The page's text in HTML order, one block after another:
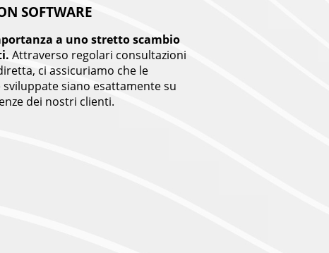
SOFTWARE
a uno stretto scambio
Attraverso regolari consultazioni
ci assicuriamo che le
siano esattamente su
dei nostri clienti.